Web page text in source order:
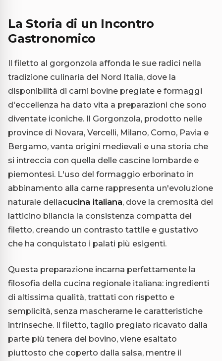
La Storia di un Incontro
Gastronomico
Il filetto al gorgonzola affonda le sue radici nella
tradizione culinaria del Nord Italia, dove la
disponibilità di carni bovine pregiate e formaggi
d'eccellenza ha dato vita a preparazioni che sono
diventate iconiche. Il Gorgonzola, prodotto nelle
province di Novara, Vercelli, Milano, Como, Pavia e
Bergamo, vanta origini medievali e una storia che
si intreccia con quella delle cascine lombarde e
piemontesi. L'uso del formaggio erborinato in
abbinamento alla carne rappresenta un'evoluzione
naturale dellacucina italiana, dove la cremosità del
latticino bilancia la consistenza compatta del
filetto, creando un contrasto tattile e gustativo
che ha conquistato i palati più esigenti.
Questa preparazione incarna perfettamente la
filosofia della cucina regionale italiana: ingredienti
di altissima qualità, trattati con rispetto e
semplicità, senza mascherarne le caratteristiche
intrinseche. Il filetto, taglio pregiato ricavato dalla
parte più tenera del bovino, viene esaltato
piuttosto che coperto dalla salsa, mentre il